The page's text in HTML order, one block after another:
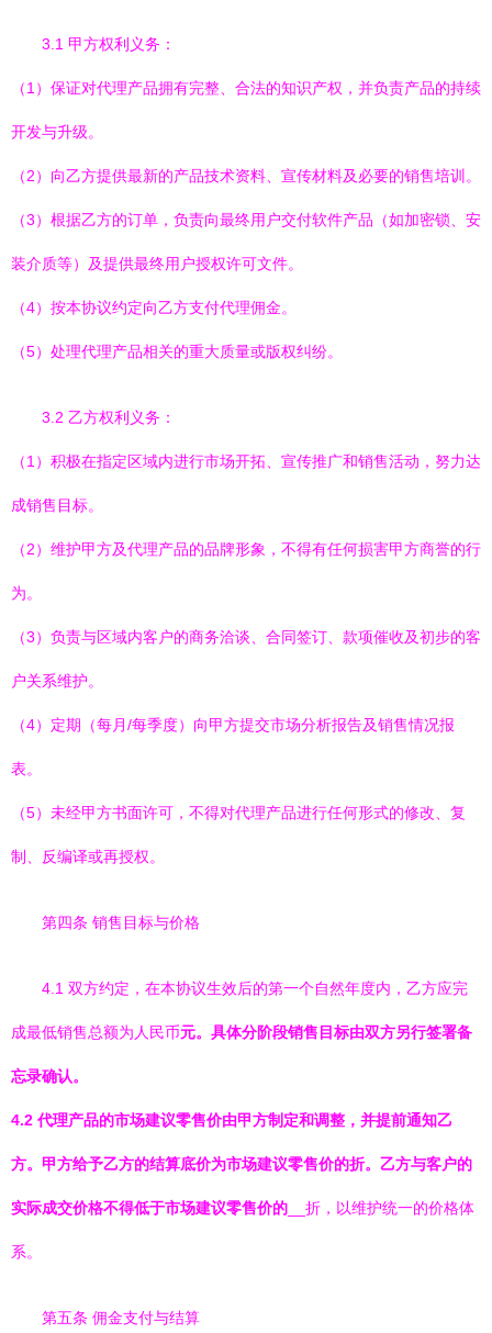
3.1 甲方权利义务：
（1）保证对代理产品拥有完整、合法的知识产权，并负责产品的持续
开发与升级。
（2）向乙方提供最新的产品技术资料、宣传材料及必要的销售培训。
（3）根据乙方的订单，负责向最终用户交付软件产品（如加密锁、安
装介质等）及提供最终用户授权许可文件。
（4）按本协议约定向乙方支付代理佣金。
（5）处理代理产品相关的重大质量或版权纠纷。
3.2 乙方权利义务：
（1）积极在指定区域内进行市场开拓、宣传推广和销售活动，努力达
成销售目标。
（2）维护甲方及代理产品的品牌形象，不得有任何损害甲方商誉的行
为。
（3）负责与区域内客户的商务洽谈、合同签订、款项催收及初步的客
户关系维护。
（4）定期（每月/每季度）向甲方提交市场分析报告及销售情况报
表。
（5）未经甲方书面许可，不得对代理产品进行任何形式的修改、复
制、反编译或再授权。
第四条 销售目标与价格
4.1 双方约定，在本协议生效后的第一个自然年度内，乙方应完
成最低销售总额为人民币元。具体分阶段销售目标由双方另行签署备
忘录确认。
4.2 代理产品的市场建议零售价由甲方制定和调整，并提前通知乙
方。甲方给予乙方的结算底价为市场建议零售价的折。乙方与客户的
实际成交价格不得低于市场建议零售价的 __折，以维护统一的价格体
系。
第五条 佣金支付与结算